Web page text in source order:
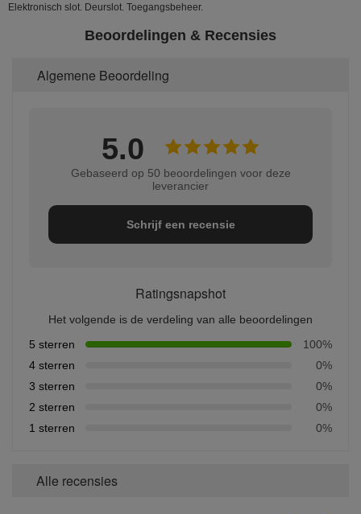
Elektronisch slot. Deurslot. Toegangsbeheer.
Beoordelingen & Recensies
Algemene Beoordeling
5.0
Gebaseerd op 50 beoordelingen voor deze
leverancier
Schrijf een recensie
Ratingsnapshot
Het volgende is de verdeling van alle beoordelingen
5 sterren
100%
4 sterren
0%
3 sterren
0%
2 sterren
0%
1 sterren
0%
Alle recensies